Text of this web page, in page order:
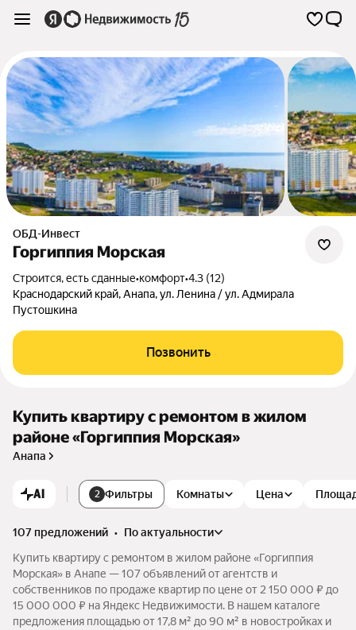
ОБД-Инвест
Горгиппия Морская
Строится, есть сданные•комфорт•4.3 (12)
Краснодарский край,Анапа,ул. Ленина / ул. Адмирала
Пустошкина
Позвонить
Купить квартиру с ремонтом в жилом
районе «Горгиппия Морская»
Анапа
AI 2 Фильтры Комнаты Цена
107 предложений •
по актуальности
Купить квартиру с ремонтом в жилом районе «Горгиппия
Морская» в Анапе — 107 объявлений от агентств и
собственников по продаже квартир по цене от 2 150 000 ₽ до
15 000 000 ₽ на Яндекс Недвижимости. В нашем каталоге
предложения площадью от 17,8 м² до 90 м² в новостройках и